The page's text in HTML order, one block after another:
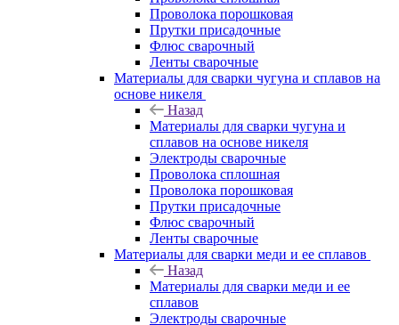
Проволока порошковая
Прутки присадочные
Флюс сварочный
Ленты сварочные
Материалы для сварки чугуна и сплавов на
основе никеля
Назад
Материалы для сварки чугуна и
сплавов на основе никеля
Электроды сварочные
Проволока сплошная
Проволока порошковая
Прутки присадочные
Флюс сварочный
Ленты сварочные
Материалы для сварки меди и ее сплавов
Назад
Материалы для сварки меди и ее
сплавов
Электроды сварочные